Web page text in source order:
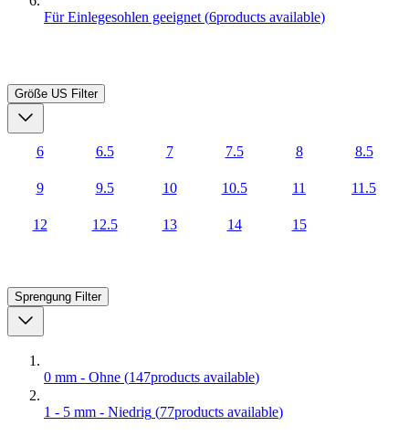
Für Einlegesohlen geeignet (6products available)
Größe US Filter
6 6.5 7 7.5 8 8.5
9 9.5 10 10.5 11 11.5
12 12.5 13 14 15
Sprengung Filter
0 mm - Ohne (147products available)
1 - 5 mm - Niedrig (77products available)